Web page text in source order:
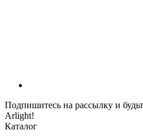
Подпишитесь на рассылку и
Arlight!
Каталог